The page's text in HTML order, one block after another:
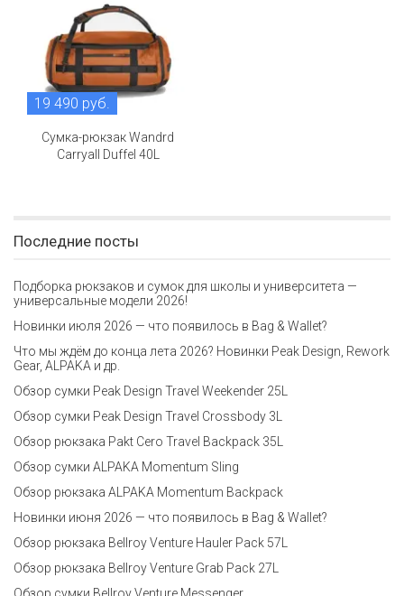
19 490 руб.
Сумка-рюкзак Wandrd
Carryall Duffel 40L
Последние посты
Подборка рюкзаков и сумок для школы и университета —
универсальные модели 2026!
Новинки июля 2026 — что появилось в Bag & Wallet?
Что мы ждём до конца лета 2026? Новинки Peak Design, Rework
Gear, ALPAKA и др.
Обзор сумки Peak Design Travel Weekender 25L
Обзор сумки Peak Design Travel Crossbody 3L
Обзор рюкзака Pakt Cero Travel Backpack 35L
Обзор сумки ALPAKA Momentum Sling
Обзор рюкзака ALPAKA Momentum Backpack
Новинки июня 2026 — что появилось в Bag & Wallet?
Обзор рюкзака Bellroy Venture Hauler Pack 57L
Обзор рюкзака Bellroy Venture Grab Pack 27L